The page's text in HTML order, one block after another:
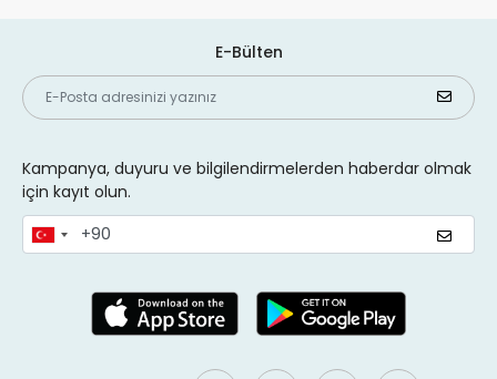
E-Bülten
Kampanya, duyuru ve bilgilendirmelerden haberdar olmak
için kayıt olun.